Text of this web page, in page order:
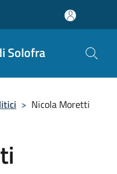
Solofra
> Nicola Moretti